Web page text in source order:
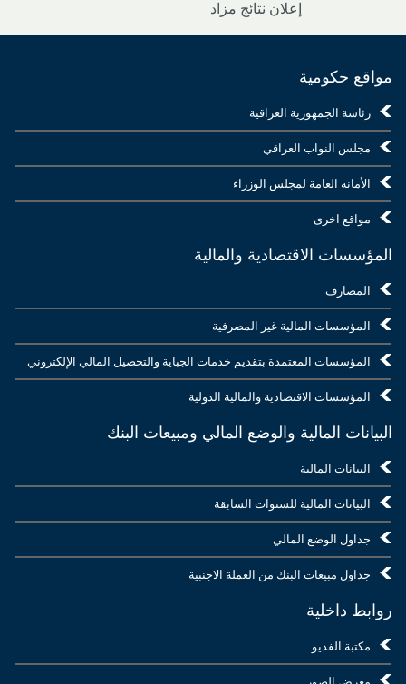
إعلان نتائج مزاد
مواقع حكومية
رئاسة الجمهورية العراقية
مجلس النواب العراقي
الأمانه العامة لمجلس الوزراء
مواقع اخرى
المؤسسات الاقتصادية والمالية
المصارف
المؤسسات المالية غير المصرفية
المؤسسات المعتمدة بتقديم خدمات الجباية والتحصيل المالي الإلكتروني
المؤسسات الاقتصادية والمالية الدولية
البيانات المالية والوضع المالي ومبيعات البنك
البيانات المالية
البيانات المالية للسنوات السابقة
جداول الوضع المالي
جداول مبيعات البنك من العملة الاجنبية
روابط داخلية
مكتبة الفديو